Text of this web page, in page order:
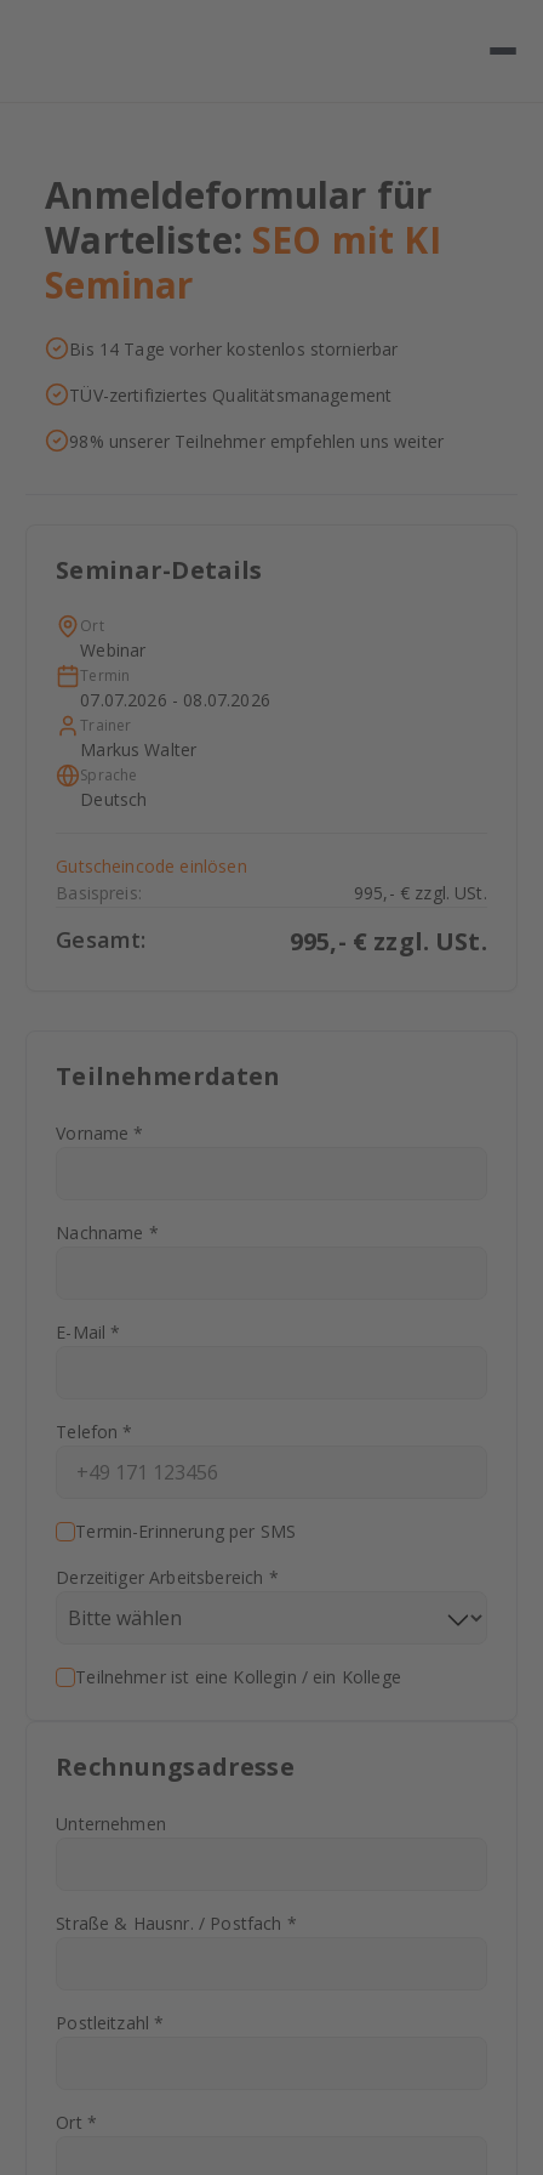
Anmeldeformular für
Warteliste: SEO mit KI
Seminar
Bis 14 Tage vorher kostenlos stornierbar
TÜV-zertifiziertes Qualitätsmanagement
98% unserer Teilnehmer empfehlen uns weiter
Seminar-Details
Ort
Webinar
Termin
07.07.2026 - 08.07.2026
Trainer
Markus Walter
Sprache
Deutsch
Gutscheincode einlösen
Basispreis:
995,- € zzgl. USt.
Gesamt: 995,- € zzgl. USt.
Teilnehmerdaten
Vorname *
Nachname *
E-Mail *
Telefon *
Termin-Erinnerung per SMS
Derzeitiger Arbeitsbereich *
Teilnehmer ist eine Kollegin / ein Kollege
Rechnungsadresse
Unternehmen
Straße & Hausnr. / Postfach *
Postleitzahl *
Ort *